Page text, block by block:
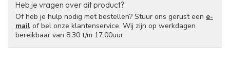
Heb je vragen over dit product?
Of heb je hulp nodig met bestellen? Stuur ons gerust een e-
mail of bel onze klantenservice. Wij zijn op werkdagen
bereikbaar van 8.30 t/m 17.00uur